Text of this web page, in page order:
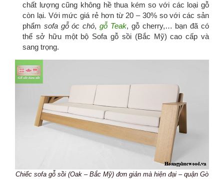
chất lượng cũng không hề thua kém so với các loại gỗ
còn lại. Với mức giá rẻ hơn từ 20 – 30% so với các sản
phẩm sofa gỗ óc chó,gỗ Teak, gỗ cherry,… bạn đã có
thể sở hữu một bộ Sofa gỗ sồi (Bắc Mỹ) cao cấp và
sang trọng.
Chiếc sofa gỗ sồi (Oak – Bắc Mỹ) đơn giản mà hiện đại – quận Gò